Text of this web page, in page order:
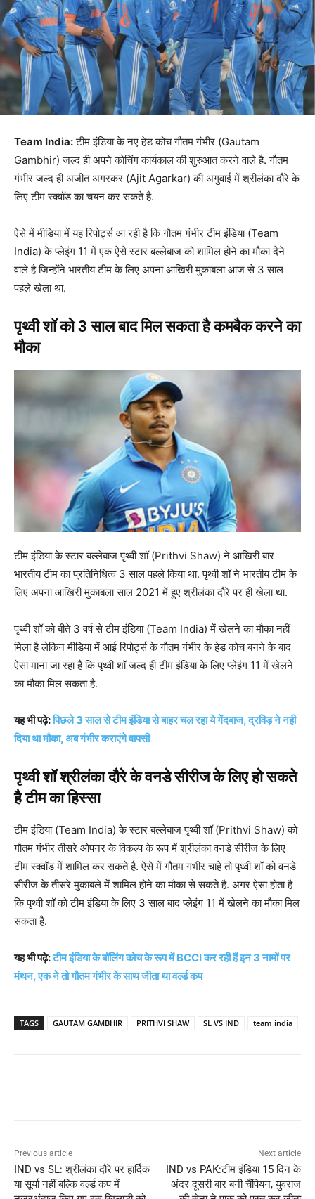
Team India:टीम इंडिया के नए हेड कोच गौतम गंभीर (Gautam
Gambhir) जल्द ही अपने कोचिंग कार्यकाल की शुरुआत करने वाले है. गौतम
गंभीर जल्द ही अजीत अगरकर (Ajit Agarkar) की अगुवाई में श्रीलंका दौरे के
लिए टीम स्क्वॉड का चयन कर सकते है.
ऐसे में मीडिया में यह रिपोर्ट्स आ रही है कि गौतम गंभीर टीम इंडिया (Team
India) के प्लेइंग 11 में एक ऐसे स्टार बल्लेबाज को शामिल होने का मौका देने
वाले है जिन्होंने भारतीय टीम के लिए अपना आखिरी मुकाबला आज से 3 साल
पहले खेला था.
पृथ्वी शॉ को 3 साल बाद मिल सकता है कमबैक करने का
मौका
टीम इंडिया के स्टार बल्लेबाज पृथ्वी शॉ (Prithvi Shaw) ने आखिरी बार
भारतीय टीम का प्रतिनिधित्व 3 साल पहले किया था. पृथ्वी शॉ ने भारतीय टीम के
लिए अपना आखिरी मुकाबला साल 2021 में हुए श्रीलंका दौरे पर ही खेला था.
पृथ्वी शॉ को बीते 3 वर्ष से टीम इंडिया (Team India) में खेलने का मौका नहीं
मिला है लेकिन मीडिया में आई रिपोर्ट्स के गौतम गंभीर के हेड कोच बनने के बाद
ऐसा माना जा रहा है कि पृथ्वी शॉ जल्द ही टीम इंडिया के लिए प्लेइंग 11 में खेलने
का मौका मिल सकता है.
यह भी पढ़े:पिछले 3 साल से टीम इंडिया से बाहर चल रहा ये गेंदबाज, द्रविड़ ने नही
दिया था मौका, अब गंभीर कराएंगे वापसी
पृथ्वी शॉ श्रीलंका दौरे के वनडे सीरीज के लिए हो सकते
है टीम का हिस्सा
टीम इंडिया (Team India) के स्टार बल्लेबाज पृथ्वी शॉ (Prithvi Shaw) को
गौतम गंभीर तीसरे ओपनर के विकल्प के रूप में श्रीलंका वनडे सीरीज के लिए
टीम स्क्वॉड में शामिल कर सकते है. ऐसे में गौतम गंभीर चाहे तो पृथ्वी शॉ को वनडे
सीरीज के तीसरे मुकाबले में शामिल होने का मौका से सकते है. अगर ऐसा होता है
कि पृथ्वी शॉ को टीम इंडिया के लिए 3 साल बाद प्लेइंग 11 में खेलने का मौका मिल
सकता है.
यह भी पढ़े:टीम इंडिया के बॉलिंग कोच के रूप में BCCI कर रही हैं इन 3 नामों पर
मंथन, एक ने तो गौतम गंभीर के साथ जीता था वर्ल्ड कप
TAGS GAUTAM GAMBHIR PRITHVI SHAW SL VS IND team india
Previous article
IND vs SL: श्रीलंका दौरे पर हार्दिक
या सूर्या नहीं बल्कि वर्ल्ड कप में
Next article
IND vs PAK:टीम इंडिया 15 दिन के
अंदर दूसरी बार बनी चैंपियन, युवराज